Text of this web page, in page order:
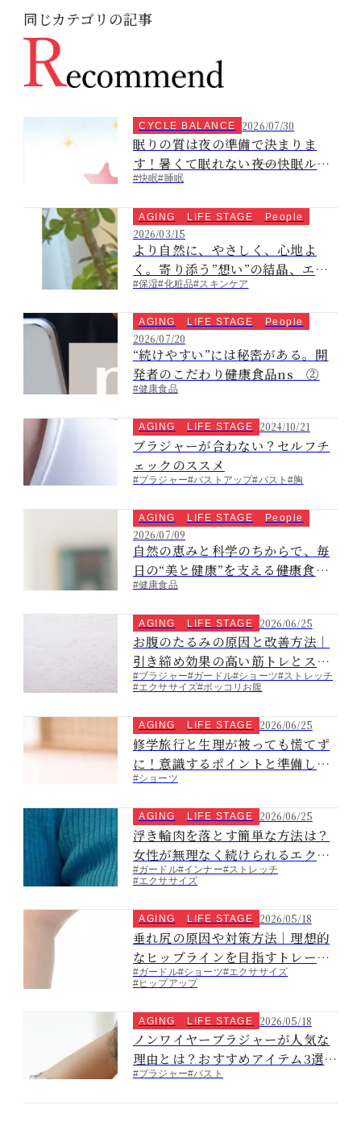
同じカテゴリの記事
CYCLE BALANCE 2026/07/30
眠りの質は夜の準備で決まりま
す！暑くて眠れない――夜の快眠ルー
ティーン
#快眠#睡眠
AGING LIFE STAGE People
2026/03/15
より自然に、やさしく、心地よ
く。寄り添う”想い”の結晶、エタ
リテ ナチュレス
#保湿#化粧品#スキンケア
AGING LIFE STAGE People
2026/07/20
“続けやすい”には秘密がある。開
発者のこだわり――健康食品ns ②
#健康食品
AGING LIFE STAGE 2024/10/21
ブラジャーが合わない？セルフチ
ェックのススメ
#ブラジャー#バストアップ#バスト#胸
AGING LIFE STAGE People
2026/07/09
自然の恵みと科学のちからで、毎
日の“美と健康”を支える――健康食品
ｎｓ①
#健康食品
AGING LIFE STAGE 2026/06/25
お腹のたるみの原因と改善方法｜
引き締め効果の高い筋トレとスト
レッチも紹介
#ブラジャー#ガードル#ショーツ#ストレッチ
#エクササイズ#ポッコリお腹
AGING LIFE STAGE 2026/06/25
修学旅行と生理が被っても慌てず
に！意識するポイントと準備して
おきたい持ち物6選
#ショーツ
AGING LIFE STAGE 2026/06/25
浮き輪肉を落とす簡単な方法は？
女性が無理なく続けられるエクサ
サイズを紹介
#ガードル#インナー#ストレッチ
#エクササイズ
AGING LIFE STAGE 2026/05/18
垂れ尻の原因や対策方法｜理想的
なヒップラインを目指すトレーニ
ングも紹介
#ガードル#ショーツ#エクササイズ
#ヒップアップ
AGING LIFE STAGE 2026/05/18
ノンワイヤーブラジャーが人気な
理由とは？おすすめアイテム3選や
選び方を紹介
#ブラジャー#バスト